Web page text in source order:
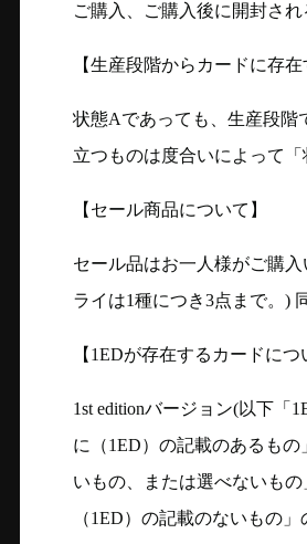
ご購入、ご購入後に開封さ
【生産段階からカードに存
状態Aであっても、生産段階
立つものは度合いによって
【セール商品について】
セール品はお一人様がご購
ライは1種につき3点まで。)
【1EDが存在するカードにつ
1st editionバージョン(以下「
に（1ED）の記載のあるも
いもの、または選べないも
（1ED）の記載のないもの